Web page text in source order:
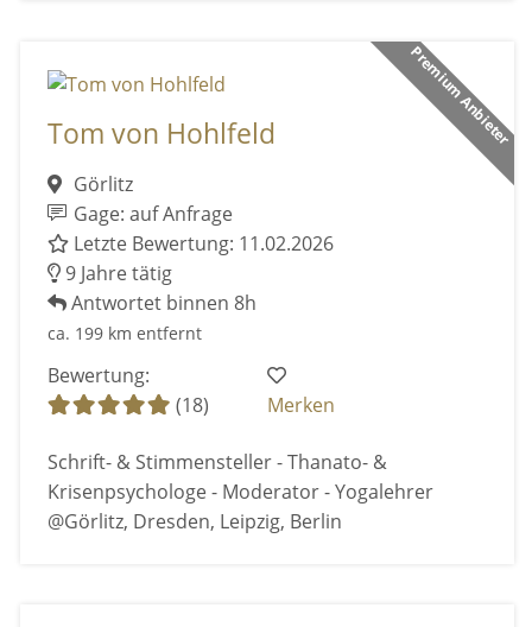
Premium Anbieter
Tom von Hohlfeld
Görlitz
Gage: auf Anfrage
Letzte Bewertung: 11.02.2026
9 Jahre tätig
Antwortet binnen 8h
ca. 199 km entfernt
Bewertung:
(18)
Merken
Schrift- & Stimmensteller - Thanato- &
Krisenpsychologe - Moderator - Yogalehrer
@Görlitz, Dresden, Leipzig, Berlin